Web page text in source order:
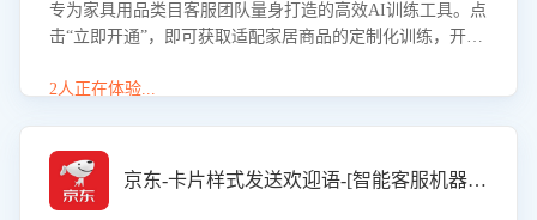
专为家具用品类目客服团队量身打造的高效AI训练工具。点
击“立即开通”，即可获取适配家居商品的定制化训练，开启
能、尺寸参数咨询等高频场景下的专业应对能力。
2人正在体验...
京东-卡片样式发送欢迎语-[智能客服机器人]